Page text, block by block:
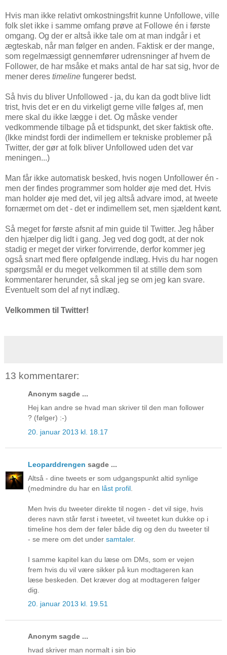
Hvis man ikke relativt omkostningsfrit kunne Unfollowe, ville
folk slet ikke i samme omfang prøve at Followe én i første
omgang. Og der er altså ikke tale om at man indgår i et
ægteskab, når man følger en anden. Faktisk er der mange,
som regelmæssigt gennemfører udrensninger af hvem de
Follower, de har msåke et maks antal de har sat sig, hvor de
mener deres timeline fungerer bedst.
Så hvis du bliver Unfollowed - ja, du kan da godt blive lidt
trist, hvis det er en du virkeligt gerne ville følges af, men
mere skal du ikke lægge i det. Og måske vender
vedkommende tilbage på et tidspunkt, det sker faktisk ofte.
(Ikke mindst fordi der indimellem er tekniske problemer på
Twitter, der gør at folk bliver Unfollowed uden det var
meningen...)
Man får ikke automatisk besked, hvis nogen Unfollower én -
men der findes programmer som holder øje med det. Hvis
man holder øje med det, vil jeg altså advare imod, at tweete
fornærmet om det - det er indimellem set, men sjældent kønt.
Så meget for første afsnit af min guide til Twitter. Jeg håber
den hjælper dig lidt i gang. Jeg ved dog godt, at der nok
stadig er meget der virker forvirrende, derfor kommer jeg
også snart med flere opfølgende indlæg. Hvis du har nogen
spørgsmål er du meget velkommen til at stille dem som
kommentarer herunder, så skal jeg se om jeg kan svare.
Eventuelt som del af nyt indlæg.
Velkommen til Twitter!
13 kommentarer:
Anonym sagde ...
Hej kan andre se hvad man skriver til den man follower
? (følger) :-)
20. januar 2013 kl. 18.17
Leoparddrengen sagde ...
Altså - dine tweets er som udgangspunkt altid synlige
(medmindre du har en låst profil
Men hvis du tweeter direkte til nogen - det vil sige, hvis
deres navn står først i tweetet, vil tweetet kun dukke op i
timeline hos dem der føler både dig og den du tweeter til
- se mere om det under samtaler.
I samme kapitel kan du læse om DMs, som er vejen
frem hvis du vil være sikker på kun modtageren kan
læse beskeden. Det kræver dog at modtageren følger
dig.
20. januar 2013 kl. 19.51
Anonym sagde ...
hvad skriver man normalt i sin bio